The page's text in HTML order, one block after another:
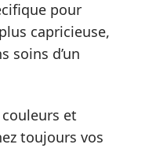
pour
capricieuse,
soins d’un
couleurs et
toujours vos